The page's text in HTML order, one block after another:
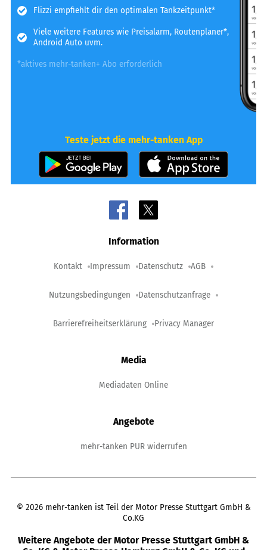
Flizzi empfiehlt dir den optimalen Tankzeitpunkt*
Viele weitere Features wie Preisalarm, Routenplaner*,
Android Auto uvm.
*aktives mehr-tanken+ Abo erforderlich
Teste jetzt die mehr-tanken App
Information
Kontakt Impressum Datenschutz AGB
Nutzungsbedingungen Datenschutzanfrage
Barrierefreiheitserklärung Privacy Manager
Media
Mediadaten Online
Angebote
mehr-tanken PUR widerrufen
© 2026 mehr-tanken ist Teil der Motor Presse Stuttgart GmbH &
Co.KG
Weitere Angebote der Motor Presse Stuttgart GmbH &